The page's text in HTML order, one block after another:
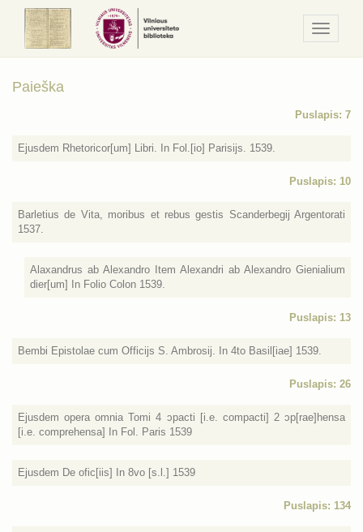
/
Meniu
Paieška
Puslapis: 7
Ejusdem Rhetoricor[um] Libri. In Fol.[io] Parisijs. 1539.
Puslapis: 10
Barletius de Vita, moribus et rebus gestis Scanderbegij Argentorati
1537.
Alaxandrus ab Alexandro Item Alexandri ab Alexandro Gienialium
dier[um] In Folio Colon 1539.
Puslapis: 13
Bembi Epistolae cum Officijs S. Ambrosij. In 4to Basil[iae] 1539.
Puslapis: 26
Ejusdem opera omnia Tomi 4 ɔpacti [i.e. compacti] 2 ɔp[rae]hensa
[i.e. comprehensa] In Fol. Paris 1539
Ejusdem De ofic[iis] In 8vo [s.l.] 1539
Puslapis: 134